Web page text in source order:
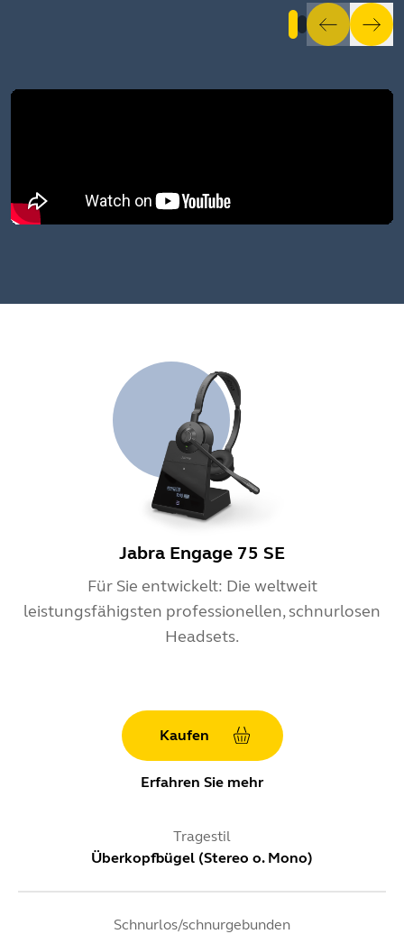
Jabra Engage 75 SE
Für Sie entwickelt: Die weltweit
leistungsfähigsten professionellen, schnurlosen
Headsets.
Kaufen
Erfahren Sie mehr
Tragestil
Überkopfbügel (Stereo o. Mono)
Schnurlos/schnurgebunden